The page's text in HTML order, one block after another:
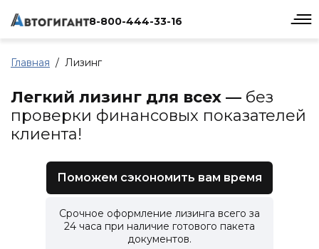
8-800-444-33-16
Главная Лизинг
Легкий лизинг для всех — без
проверки финансовых показателей
клиента!
Срочное оформление лизинга всего за
24 часа при наличие готового пакета
документов.
Поможем сэкономить вам время